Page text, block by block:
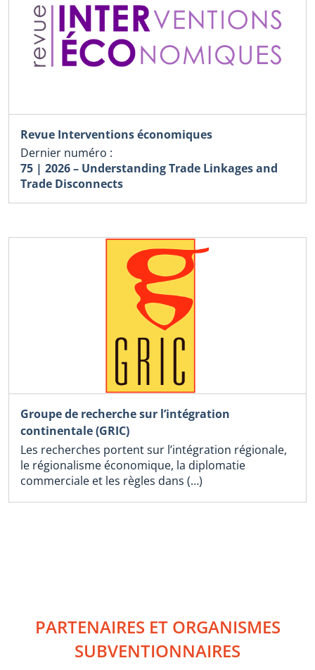
Revue Interventions économiques
Dernier numéro :
75 | 2026 – Understanding Trade Linkages and
Trade Disconnects
Groupe de recherche sur l’intégration
continentale (GRIC)
Les recherches portent sur l’intégration régionale,
le régionalisme économique, la diplomatie
commerciale et les règles dans (…)
PARTENAIRES ET ORGANISMES
SUBVENTIONNAIRES